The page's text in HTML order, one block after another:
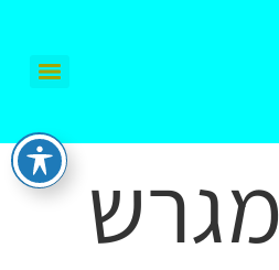
מגרש